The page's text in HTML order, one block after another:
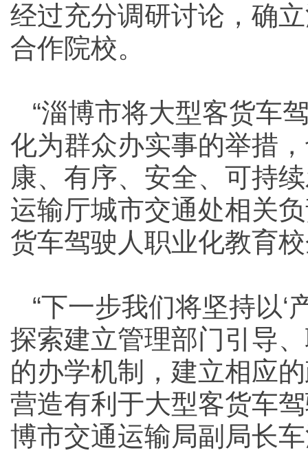
经过充分调研讨论，确
合作院校。
“淄博市将大型客货车
化为群众办实事的举措
康、有序、安全、可持
运输厅城市交通处相关
货车驾驶人职业化教育
“下一步我们将坚持以‘
探索建立管理部门引导
的办学机制，建立相应
营造有利于大型客货车
博市交通运输局副局长